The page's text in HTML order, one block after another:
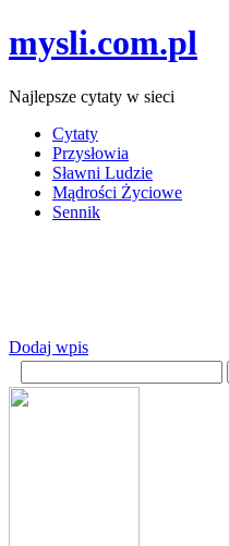
mysli.com.pl
Najlepsze cytaty w sieci
Cytaty
Przysłowia
Sławni Ludzie
Mądrości Życiowe
Sennik
Dodaj wpis